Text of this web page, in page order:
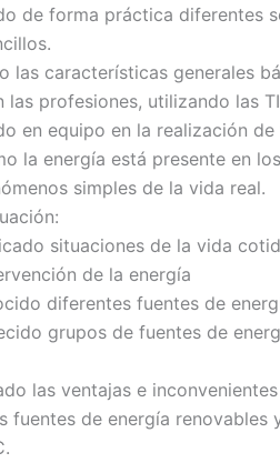
de forma práctica diferentes
las características generales
las profesiones, utilizando las
en equipo en la realización de
la energía está presente en
simples de la vida real.
situaciones de la vida
de la energía
diferentes fuentes de
grupos de fuentes de
las ventajas e
fuentes de energía renovables